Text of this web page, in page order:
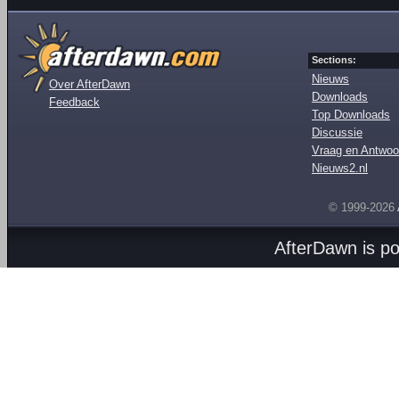
Over AfterDawn
Feedback
Sections:
Nieuws
Downloads
Top Downloads
Discussie
Vraag en
Nieuws2.nl
© 1999-2026
AfterDawn is